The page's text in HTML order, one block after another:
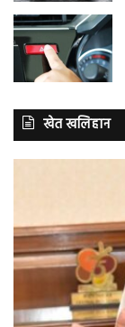
खेत खलिहान